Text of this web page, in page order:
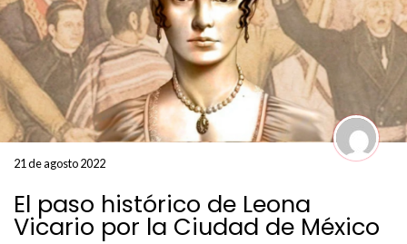
21 de agosto 2022
El paso histórico de Leona
Vicario por la Ciudad de México